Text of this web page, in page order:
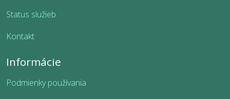
Status služieb
Kontakt
Informácie
Podmienky používania